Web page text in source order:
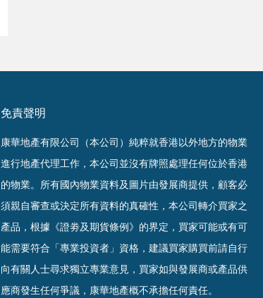
免責聲明
康華地產有限公司（本公司）純粹就香港以外地方的物業
進行地產代理工作，本公司並沒有牌照處理任何位於香港
的物業。 所有國內物業資料及圖片由發展商提供，顧客必
須親自審查或決定所有資料的真確性 ， 本公司轉介買家之
產品，根據《證劵及期貨條例》的界定，買家可能或有可
能需要符合「專業投資者」資格，建議買家購買前請自行
向有關人士尋求獨立專業意見，買家如與發展商或產品供
應商發生任何爭議，康華地產概不承擔任何責任。